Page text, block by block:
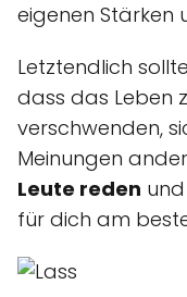
eigenen Stärken
Letztendlich
dass das Leben
verschwenden,
Meinungen
Leute reden
für dich am